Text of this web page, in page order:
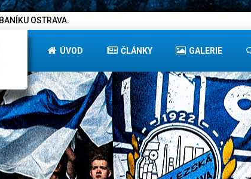
OSTRAVA.
ÚVOD ČLÁNKY GALERIE